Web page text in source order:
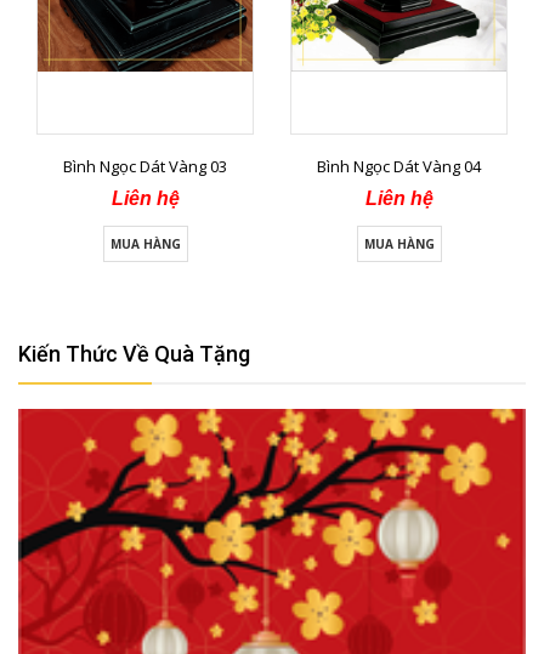
Bình Ngọc Dát Vàng 03
Liên hệ
MUA HÀNG
Bình Ngọc Dát Vàng 04
Liên hệ
MUA HÀNG
Kiến Thức Về Quà Tặng